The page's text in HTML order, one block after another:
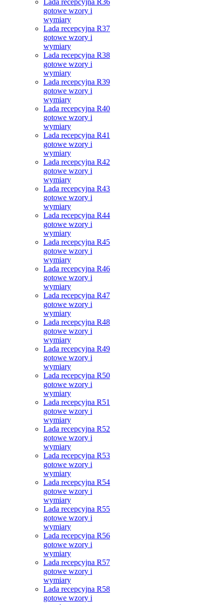
Lada recepcyjna R36
gotowe wzory i
wymiary
Lada recepcyjna R37
gotowe wzory i
wymiary
Lada recepcyjna R38
gotowe wzory i
wymiary
Lada recepcyjna R39
gotowe wzory i
wymiary
Lada recepcyjna R40
gotowe wzory i
wymiary
Lada recepcyjna R41
gotowe wzory i
wymiary
Lada recepcyjna R42
gotowe wzory i
wymiary
Lada recepcyjna R43
gotowe wzory i
wymiary
Lada recepcyjna R44
gotowe wzory i
wymiary
Lada recepcyjna R45
gotowe wzory i
wymiary
Lada recepcyjna R46
gotowe wzory i
wymiary
Lada recepcyjna R47
gotowe wzory i
wymiary
Lada recepcyjna R48
gotowe wzory i
wymiary
Lada recepcyjna R49
gotowe wzory i
wymiary
Lada recepcyjna R50
gotowe wzory i
wymiary
Lada recepcyjna R51
gotowe wzory i
wymiary
Lada recepcyjna R52
gotowe wzory i
wymiary
Lada recepcyjna R53
gotowe wzory i
wymiary
Lada recepcyjna R54
gotowe wzory i
wymiary
Lada recepcyjna R55
gotowe wzory i
wymiary
Lada recepcyjna R56
gotowe wzory i
wymiary
Lada recepcyjna R57
gotowe wzory i
wymiary
Lada recepcyjna R58
gotowe wzory i